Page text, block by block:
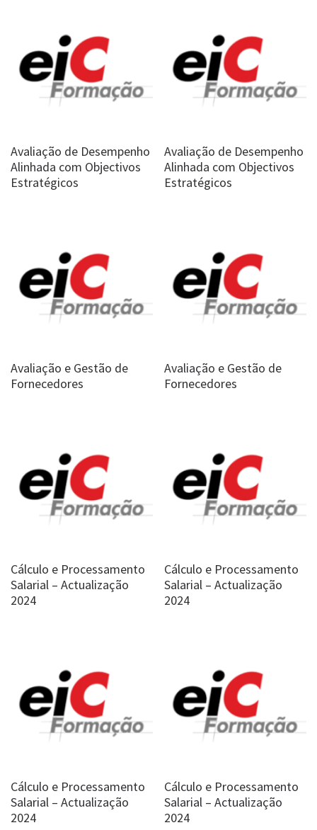
Avaliação de Desempenho
Alinhada com Objectivos
Estratégicos
Avaliação de Desempenho
Alinhada com Objectivos
Estratégicos
Avaliação e Gestão de
Fornecedores
Avaliação e Gestão de
Fornecedores
Cálculo e Processamento
Salarial – Actualização
2024
Cálculo e Processamento
Salarial – Actualização
2024
Cálculo e Processamento
Salarial – Actualização
2024
Cálculo e Processamento
Salarial – Actualização
2024